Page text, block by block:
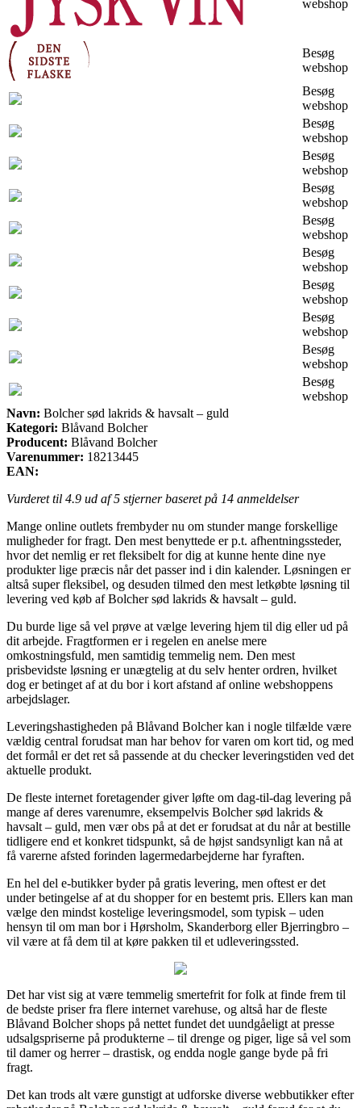
webshop
Besøg
webshop
Besøg
webshop
Besøg
webshop
Besøg
webshop
Besøg
webshop
Besøg
webshop
Besøg
webshop
Besøg
webshop
Besøg
webshop
Besøg
webshop
Besøg
webshop
Navn: Bolcher sød lakrids & havsalt – guld
Kategori: Blåvand Bolcher
Producent: Blåvand Bolcher
Varenummer: 18213445
EAN:
Vurderet til 4.9 ud af 5 stjerner baseret på 14 anmeldelser
Mange online outlets frembyder nu om stunder mange forskellige
muligheder for fragt. Den mest benyttede er p.t. afhentningssteder,
hvor det nemlig er ret fleksibelt for dig at kunne hente dine nye
produkter lige præcis når det passer ind i din kalender. Løsningen er
altså super fleksibel, og desuden tilmed den mest letkøbte løsning til
levering ved køb af Bolcher sød lakrids & havsalt – guld.
Du burde lige så vel prøve at vælge levering hjem til dig eller ud på
dit arbejde. Fragtformen er i regelen en anelse mere
omkostningsfuld, men samtidig temmelig nem. Den mest
prisbevidste løsning er unægtelig at du selv henter ordren, hvilket
dog er betinget af at du bor i kort afstand af online webshoppens
arbejdslager.
Leveringshastigheden på Blåvand Bolcher kan i nogle tilfælde være
vældig central forudsat man har behov for varen om kort tid, og med
det formål er det ret så passende at du checker leveringstiden ved det
aktuelle produkt.
De fleste internet foretagender giver løfte om dag-til-dag levering på
mange af deres varenumre, eksempelvis Bolcher sød lakrids &
havsalt – guld, men vær obs på at det er forudsat at du når at bestille
tidligere end et konkret tidspunkt, så de højst sandsynligt kan nå at
få varerne afsted forinden lagermedarbejderne har fyraften.
En hel del e-butikker byder på gratis levering, men oftest er det
under betingelse af at du shopper for en bestemt pris. Ellers kan man
vælge den mindst kostelige leveringsmodel, som typisk – uden
hensyn til om man bor i Hørsholm, Skanderborg eller Bjerringbro –
vil være at få dem til at køre pakken til et udleveringssted.
Det har vist sig at være temmelig smertefrit for folk at finde frem til
de bedste priser fra flere internet varehuse, og altså har de fleste
Blåvand Bolcher shops på nettet fundet det uundgåeligt at presse
udsalgspriserne på produkterne – til drenge og piger, lige så vel som
til damer og herrer – drastisk, og endda nogle gange byde på fri
fragt.
Det kan trods alt være gunstigt at udforske diverse webbutikker efter